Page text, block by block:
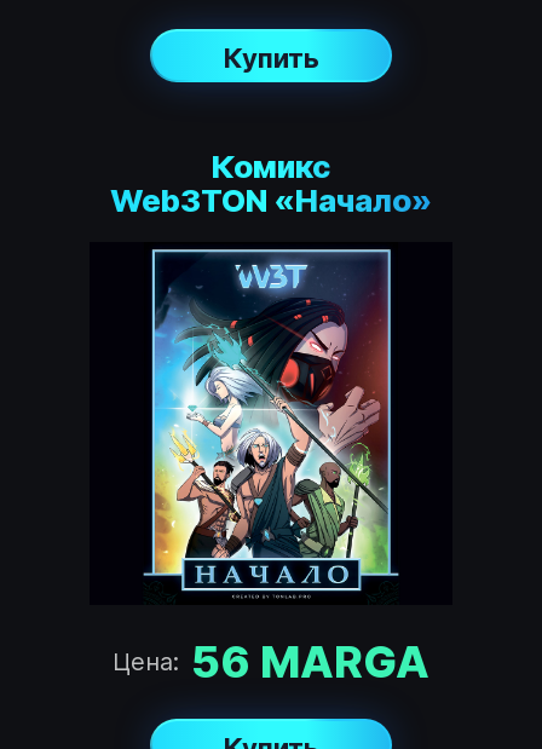
Купить
Комикс
Web3TON «Начало»
Цена: 56 MARGA